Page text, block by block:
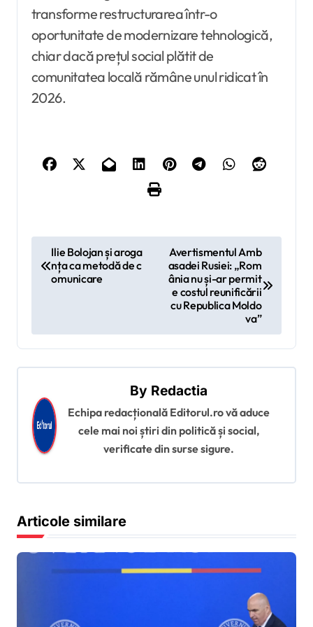
transforme restructurarea într-o
oportunitate de modernizare tehnologică,
chiar dacă prețul social plătit de
comunitatea locală rămâne unul ridicat în
2026.
g
a
e
î
n
a
t
i
Ilie Bolojan și aroga
nța ca metodă de c
omunicare
Avertismentul Amb
asadei Rusiei: „Rom
ânia nu și-ar permit
e costul reunificării
cu Republica Moldo
va”
By Redactia
Echipa redacțională Editorul.ro vă aduce
cele mai noi știri din politică și social,
verificate din surse sigure.
Articole similare